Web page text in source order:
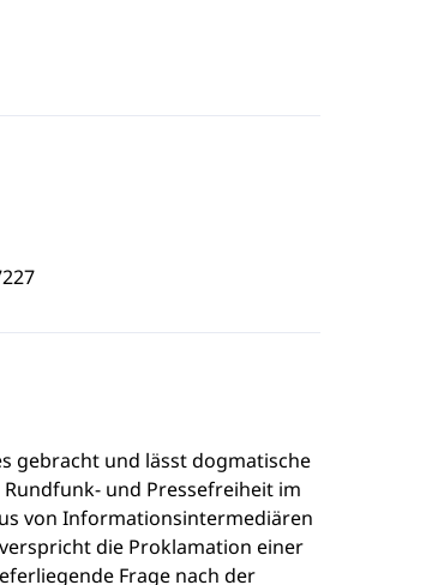
gebracht und lässt dogmatische
und Pressefreiheit im
von Informationsintermediären
die Proklamation einer
Frage nach der